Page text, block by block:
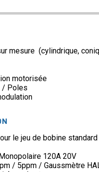
mesure (cylindrique,
motorisée
/ Poles
le jeu de bobine standard
120A 20V
/ 5ppm / Gaussmètre